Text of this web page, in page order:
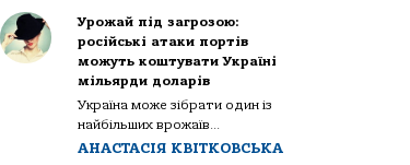
Урожай під загрозою:
російські атаки портів
можуть коштувати Україні
мільярди доларів
Україна може зібрати один із
найбільших врожаїв...
АНАСТАСІЯ КВІТКОВСЬКА